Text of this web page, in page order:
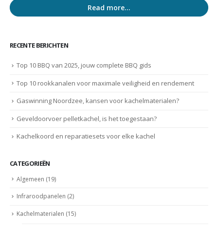
Read more...
RECENTE BERICHTEN
Top 10 BBQ van 2025, jouw complete BBQ gids
Top 10 rookkanalen voor maximale veiligheid en rendement
Gaswinning Noordzee, kansen voor kachelmaterialen?
Geveldoorvoer pelletkachel, is het toegestaan?
Kachelkoord en reparatiesets voor elke kachel
CATEGORIEËN
Algemeen (19)
Infraroodpanelen (2)
Kachelmaterialen (15)